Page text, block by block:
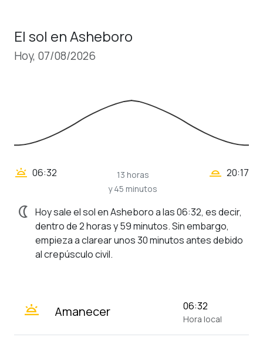
El sol en Asheboro
Hoy, 07/08/2026
wb_twilight 06:32
13 horas
y 45 minutos
wb_twilight_2 20:17
nightlight Hoy sale el sol en Asheboro a las 06:32, es decir,
dentro de 2 horas y 59 minutos. Sin embargo,
empieza a clarear unos 30 minutos antes debido
al crepúsculo civil.
wb_twilight Amanecer 06:32
Hora local